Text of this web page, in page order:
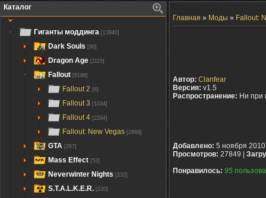
Каталог
Гиганты моддинга [13940]
Dark Souls [90]
Dragon Age [1115]
Fallout [6188]
Fallout 2 [6]
Fallout 3 [1034]
Fallout 4 [2264]
Fallout: New Vegas [2884]
GTA [267]
Mass Effect [52]
Neverwinter Nights [232]
S.T.A.L.K.E.R. [220]
Главная » Моды » Fallout:
Автор: Clanfear
Версия: v1.5
Распространение: Ни при
Добавлено: 5 ноября 2010
Просмотров: 27849 |
Понравилось: 95